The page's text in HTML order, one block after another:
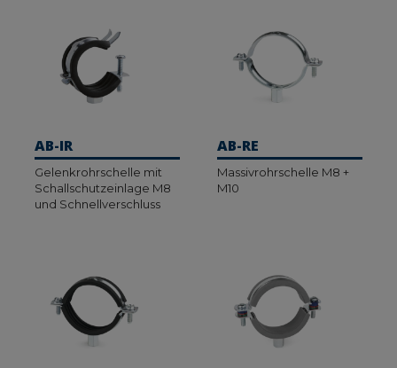
AB-IR
Gelenkrohrschelle mit
Schallschutzeinlage M8
und Schnellverschluss
AB-RE
Massivrohrschelle M8 +
M10